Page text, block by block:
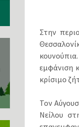
Στην
εμφάνιση
κρίσιμο
Τον
Νείλου